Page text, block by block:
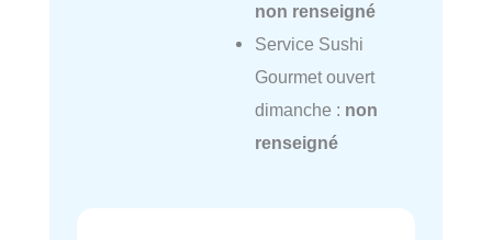
non renseigné
Service Sushi
Gourmet ouvert
dimanche : non
renseigné